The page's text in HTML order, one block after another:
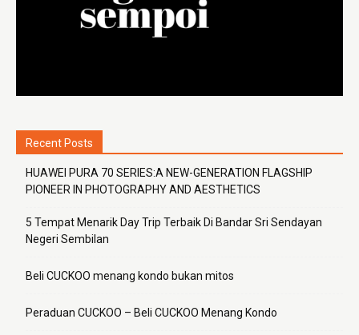
Recent Posts
HUAWEI PURA 70 SERIES:A NEW-GENERATION FLAGSHIP
PIONEER IN PHOTOGRAPHY AND AESTHETICS
5 Tempat Menarik Day Trip Terbaik Di Bandar Sri Sendayan
Negeri Sembilan
Beli CUCKOO menang kondo bukan mitos
Peraduan CUCKOO – Beli CUCKOO Menang Kondo